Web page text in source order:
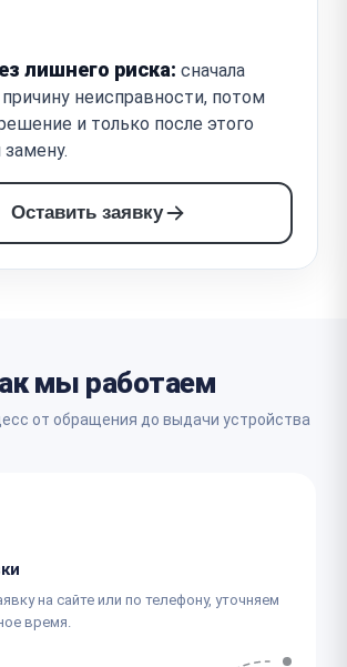
лишнего риска: сначала
неисправности, потом
и только после этого
Оставить заявку
мы работаем
от обращения до выдачи устройства
на сайте или по телефону, уточняем
время.